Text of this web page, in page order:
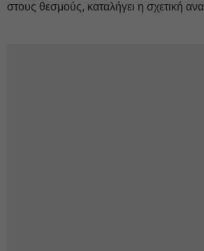
στους θεσμούς, καταλήγει η σχετική